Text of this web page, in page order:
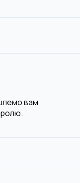
вам